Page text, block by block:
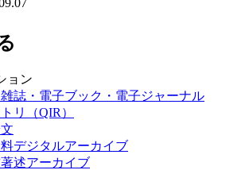
ョン
誌・電子ブック・電子ジャーナル
リ（QIR）
デジタルアーカイブ
述アーカイブ